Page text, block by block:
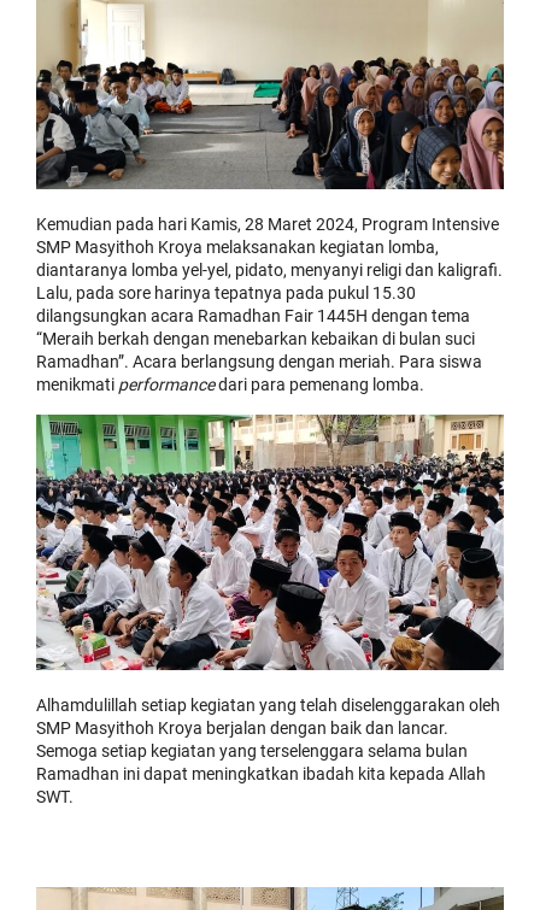
Kemudian pada hari Kamis, 28 Maret 2024, Program Intensive
SMP Masyithoh Kroya melaksanakan kegiatan lomba,
diantaranya lomba yel-yel, pidato, menyanyi religi dan kaligrafi.
Lalu, pada sore harinya tepatnya pada pukul 15.30
dilangsungkan acara Ramadhan Fair 1445H dengan tema
“Meraih berkah dengan menebarkan kebaikan di bulan suci
Ramadhan”. Acara berlangsung dengan meriah. Para siswa
menikmati performancedari para pemenang lomba.
Alhamdulillah setiap kegiatan yang telah diselenggarakan oleh
SMP Masyithoh Kroya berjalan dengan baik dan lancar.
Semoga setiap kegiatan yang terselenggara selama bulan
Ramadhan ini dapat meningkatkan ibadah kita kepada Allah
SWT.